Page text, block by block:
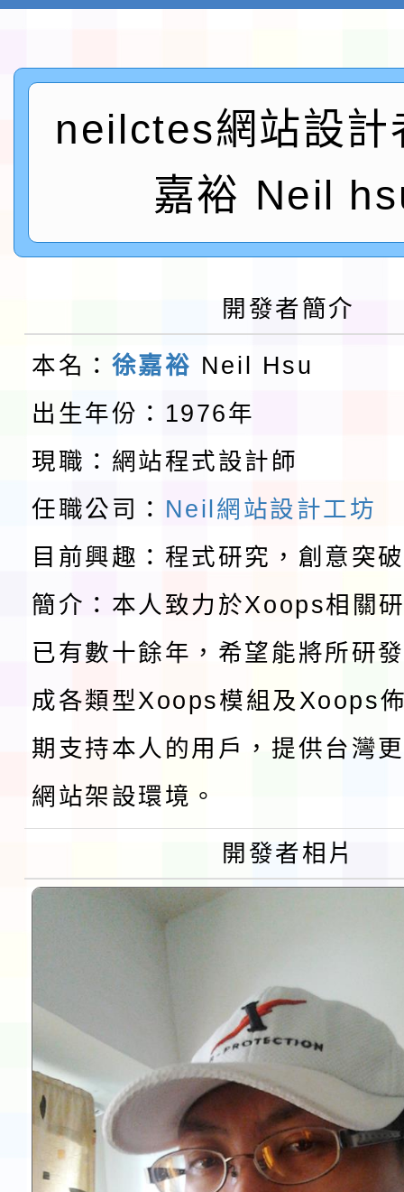
檢送桃園市115學年度
及師生本土語及新住民
實施要點各1份
115年食農教育專業人
程
函轉國家通訊傳播委員
鎮韌性（防空）演習－
「115年金融知識線上
本校115學年度第1學
告(不再辦理後續甄選)
檢送「桃園市115學年
賽實施要點」1份
本市「115學年度學生
程安排一案
「桃園市補助參觀特色
展演活動實施計畫」
請一案
教育部校安中心白海豚
報
淨零綠領人才培育課程
檢送桃園市115學年度
及師生本土語及新住民
實施要點各1份
115年食農教育專業人
程
函轉國家通訊傳播委員
鎮韌性（防空）演習－
速演練執行計畫」
「115年金融知識線上
本校115學年度第1學
第3次招考代課鐘點教
告(不再辦理後續甄選)
檢送「桃園市115學年
賽實施要點」1份
本市「115學年度學生
程安排一案
「桃園市補助參觀特色
展演活動實施計畫」
請一案
neilctes網站設計
嘉裕 Neil
開發者簡介
本名： 徐嘉裕 Neil Hsu
出生年份：1976年
現職：網站程式設計師
任職公司： Neil網站設計工坊
目前興趣：程式研究，創意突
簡介：本人致力於Xoops相關
已有數十餘年，希望能將所研
成各類型Xoops模組及Xoops
期支持本人的用戶，提供台灣
網站架設環境。
開發者相片